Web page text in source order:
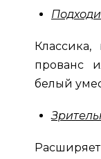
Классика,
прованс
белый